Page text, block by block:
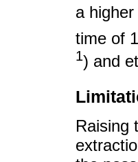
a
time of
1) and
Raising